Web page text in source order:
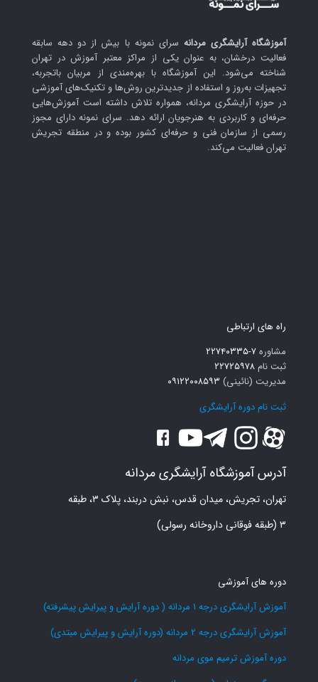
آموزشگاه آرایشگری مردانه سرای نمونه با بیش از دو دهه سابقه
فعالیت درخشان، به عنوان یکی از مراکز معتبر آموزش در تهران
شناخته می‌شود. این آموزشگاه با بهره‌مندی از مربیان باتجربه،
تجهیزات به‌روز و استفاده از جدیدترین روش‌ها و تکنیک‌های آموزشی
در حوزه آرایشگری مردانه، همواره تلاش داشته است آموزش‌هایی
حرفه‌ای و کاربردی به هنرجویان ارائه دهد. سرای نمونه دارای مجوز
رسمی از سازمان فنی و حرفه‌ای کشور بوده و در منطقه تجریش
تهران فعالیت می‌کند.
راه های ارتباطی
مشاوره۷-۲۲۷۴۰۳۳۵
ثبت نام ۲۲۷۲۵۹۷۸
مدیریت (نائینی) ۰۹۱۲۲۰۰۸۵۹۳
ثبت نام دوره آرایشگری
آدرس آموزشگاه آرایشگری مردانه
تهران، تجریش، میدان قدس، نبش دربند، پلاک ۳، طبقه
۳ (طبقه فوقانی داروخانه رسولی)
دوره های آموزشی
آموزش آرایشگری درجه 1 مردانه ( دوره آرایش و پیرایش پیشرفته)
آموزش آرایشگری درجه 2 مردانه (دوره آرایش و پیرایش مبتدی)
دوره آموزش ترمیم موی مردانه